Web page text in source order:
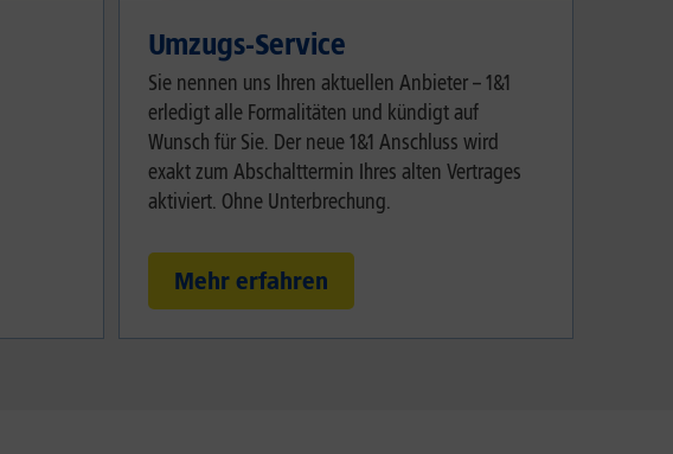
Umzugs-Service
Sie nennen uns Ihren aktuellen Anbieter – 1&1
erledigt alle Formalitäten und kündigt auf
Wunsch für Sie. Der neue 1&1 Anschluss wird
exakt zum Abschalttermin Ihres alten Vertrages
aktiviert. Ohne Unterbrechung.
Mehr erfahren